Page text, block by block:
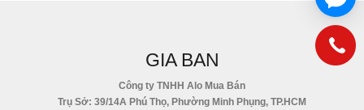
GIA BAN
Công ty TNHH Alo Mua Bán
Trụ Sở: 39/14A Phú Thọ, Phường Minh Phụng, TP.HCM